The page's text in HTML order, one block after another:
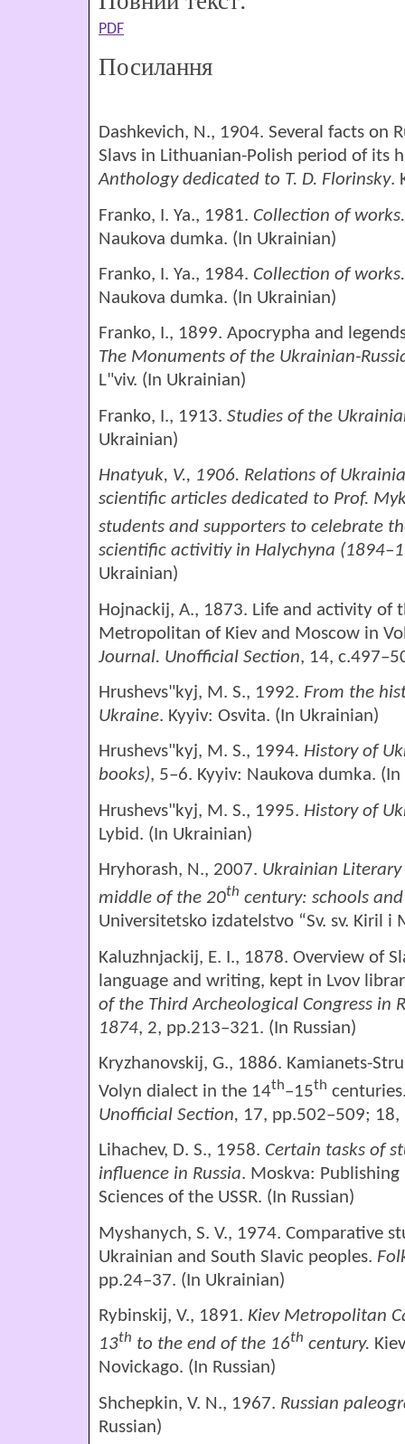
PDF
Посилання
Dashkevich, N., 1904. Several facts on
Slavs in Lithuanian-Polish period of its
Anthology dedicated to Т. D. Florinsky.
Franko, I. Ya., 1981. Collection of
Naukova dumka. (In Ukrainian)
Franko, I. Ya., 1984. Collection of
Naukova dumka. (In Ukrainian)
Franko, I., 1899. Apocrypha and
The Monuments of the Ukrainian-
L"viv. (In Ukrainian)
Franko, I., 1913. Studies of the
Ukrainian)
Hnatyuk, V., 1906. Relations of
scientific articles dedicated to Prof.
students and supporters to celebrate
scientific activitiy in Halychyna
Ukrainian)
Hojnackіj, A., 1873. Life and activity of
Metropolitan of Kiev and Moscow in
Journal. Unofficial Section, 14,
Hrushevs"kyj, M. S., 1992. From the
Ukraine. Kyyiv: Osvita. (In Ukrainian)
Hrushevs"kyj, M. S., 1994. History of
books), 5–6. Kyyiv: Naukova dumka.
Hrushevs"kyj, M. S., 1995. History of
Lybid. (In Ukrainian)
Hryhorash, N., 2007. Ukrainian Literary
middle of the 20th century: schools
Universitetsko izdatelstvo “Sv. sv. Kiril i
Kaluzhnjackij, E. І., 1878. Overview of
language and writing, kept in Lvov
of the Third Archeological Congress in
1874, 2, pp.213–321. (In Russian)
Kryzhanovskіj, G., 1886. Kamianets-
Volyn dialect in the 14th–15th
Unofficial Section, 17, pp.502–509; 18,
Lihachev, D. S., 1958. Certain tasks of
influence in Russia. Moskva:
Sciences of the USSR. (In Russian)
Myshanych, S. V., 1974. Comparative
Ukrainian and South Slavic peoples.
pp.24–37. (In Ukrainian)
Rybinskij, V., 1891. Kiev Metropolitan
13th to the end of the 16th century.
Novickago. (In Russian)
Shchepkin, V. N., 1967. Russian
Russian)